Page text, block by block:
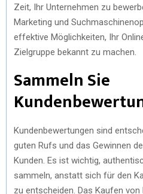
Zeit, Ihr Unternehmen zu
Marketing und
effektive Möglichkeiten, Ihr
Zielgruppe bekannt zu machen.
Sammeln Sie
Kundenbewertungen sind
guten Rufs und das Gewinnen
Kunden. Es ist wichtig,
sammeln, anstatt sich für den
zu entscheiden. Das Kaufen